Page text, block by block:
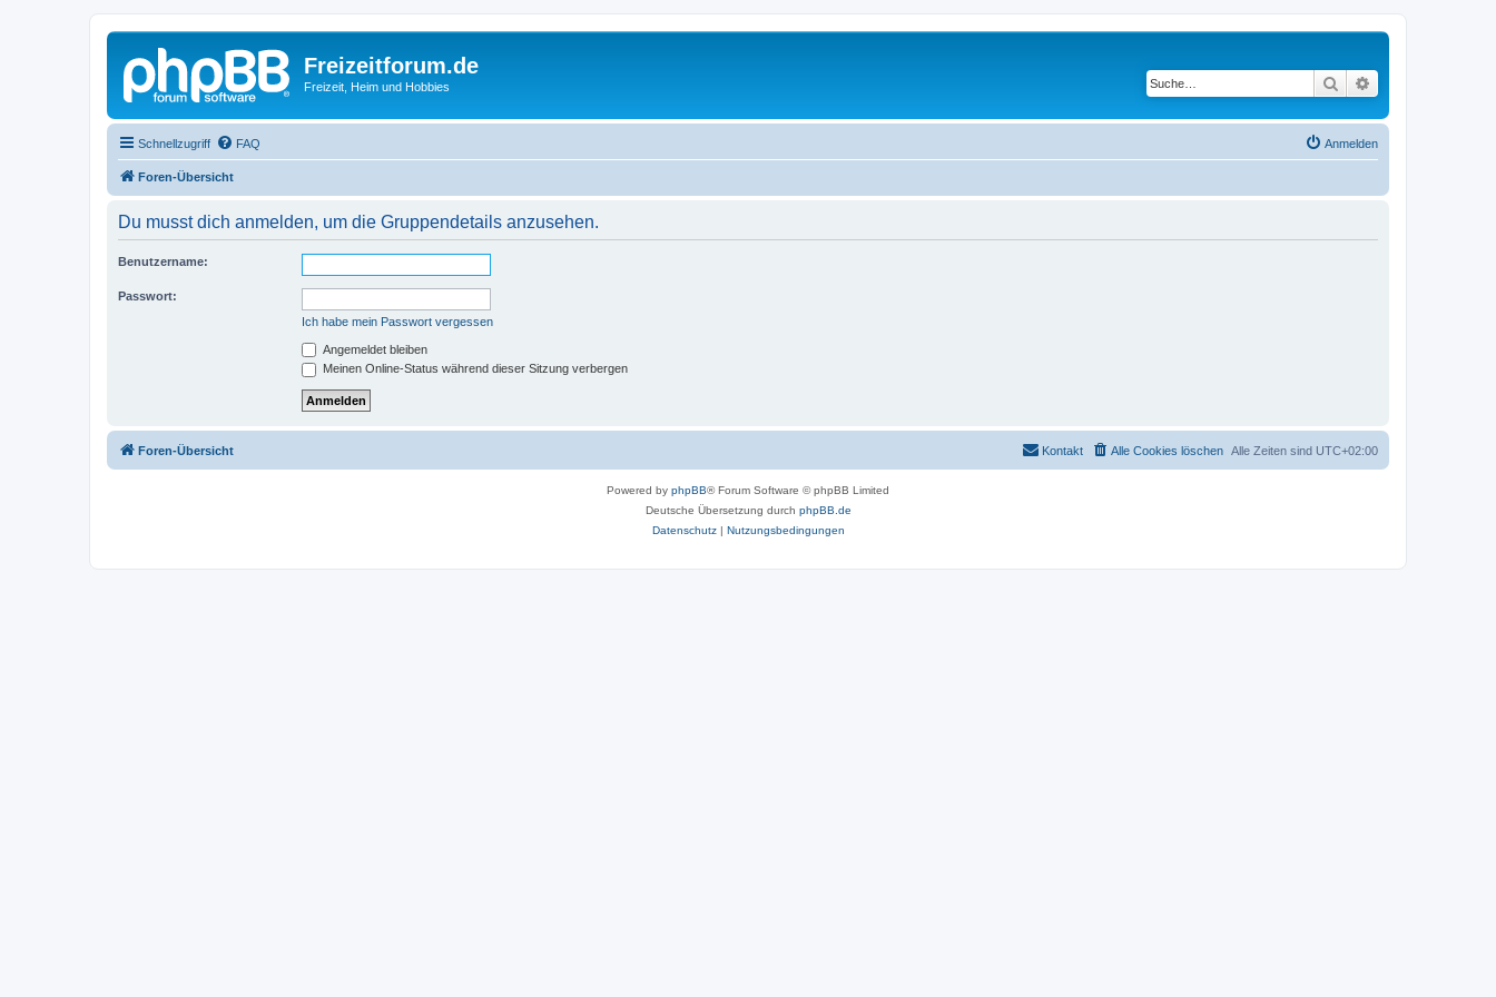
Freizeitforum.de
Freizeit, Heim und Hobbies Suche
Schnellzugriff FAQ Anmelden
Foren-Übersicht
Du musst dich anmelden, um die Gruppendetails anzusehen.
Benutzername:
Passwort:
Ich habe mein Passwort vergessen
Angemeldet bleiben
Meinen Online-Status während dieser Sitzung verbergen
Foren-Übersicht Alle Zeiten sind UTC+02:00
Alle Cookies löschen
Kontakt
Powered by phpBB® Forum Software © phpBB Limited
Deutsche Übersetzung durch phpBB.de
Datenschutz| Nutzungsbedingungen